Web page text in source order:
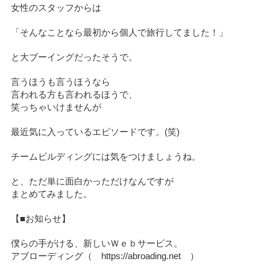
女性のスタッフからは
「そんなことなら最初から個人で旅行してました！」
と大ブーイングだったそうで。
言うほうも言うほうなら
言われる方も言われるほうで、
笑っちゃいけませんが
最近気に入っているエピソードです。(笑)
チームビルディングには気をつけましょうね。
と、ただ単に面白かっただけなんですが
まとめてみました。
【■お知らせ】
僕らの手がける、新しいＷｅｂサービス。
アブローディング（ https://abroading.net ）